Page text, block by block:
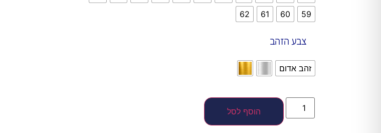
59
60
61
62
צבע הזהב
זהב אדום
הוסף לסל